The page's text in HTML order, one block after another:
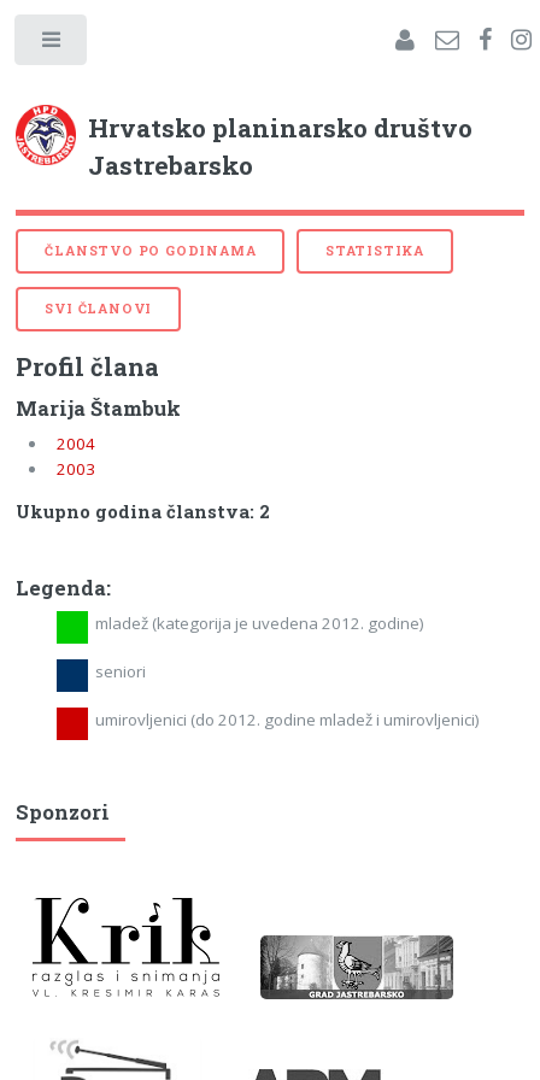
Hrvatsko planinarsko društvo
Jastrebarsko
ČLANSTVO PO GODINAMA STATISTIKA
SVI ČLANOVI
Profil člana
Marija Štambuk
2004
2003
Ukupno godina članstva: 2
Legenda:
mladež (kategorija je uvedena 2012. godine)
seniori
umirovljenici (do 2012. godine mladež i umirovljenici)
Sponzori